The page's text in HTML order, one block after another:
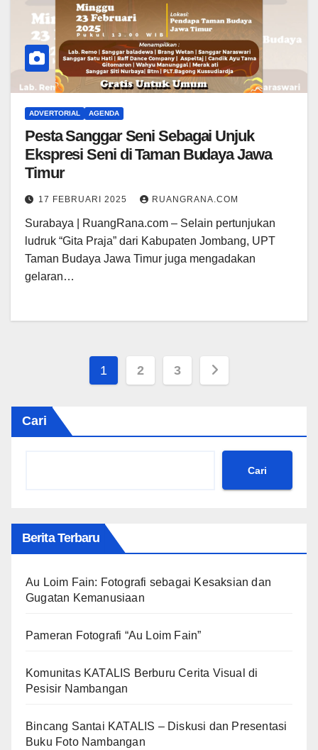
ADVERTORIAL AGENDA
Pesta Sanggar Seni Sebagai Unjuk
Ekspresi Seni di Taman Budaya Jawa
Timur
17 FEBRUARI 2025 RUANGRANA.COM
Surabaya | RuangRana.com – Selain pertunjukan
ludruk “Gita Praja” dari Kabupaten Jombang, UPT
Taman Budaya Jawa Timur juga mengadakan
gelaran…
Paginasi
1 2 3
Cari
Cari
Berita Terbaru
Au Loim Fain: Fotografi sebagai Kesaksian dan
Gugatan Kemanusiaan
Pameran Fotografi “Au Loim Fain”
Komunitas KATALIS Berburu Cerita Visual di
Pesisir Nambangan
Bincang Santai KATALIS – Diskusi dan Presentasi
Buku Foto Nambangan